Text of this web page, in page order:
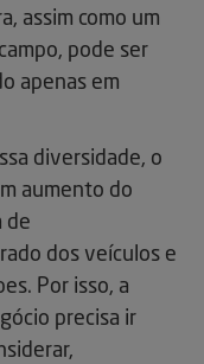
assim como um
pode ser
apenas em
diversidade, o
aumento do
de
dos veículos e
Por isso, a
precisa ir